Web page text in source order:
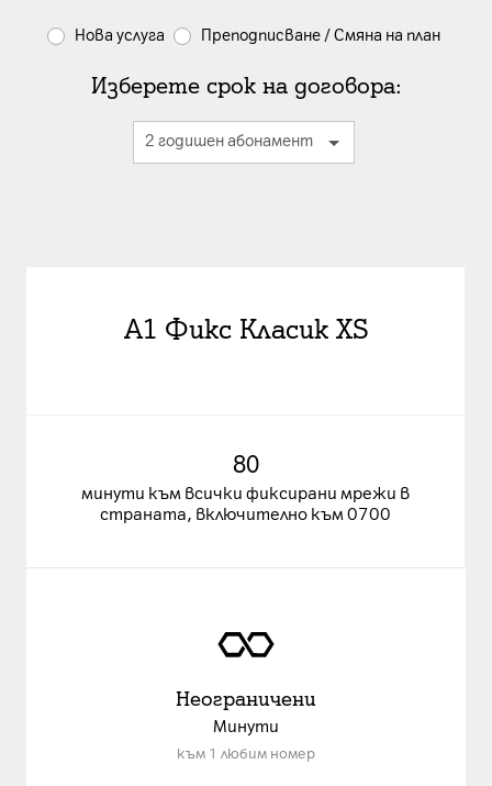
Нова услуга Преподписване / Смяна на план
Изберете срок на договора:
A1 Фикс Класик XS
80
минути към всички фиксирани мрежи в
страната, включително към 0700
Неограничени
Минути
към 1 любим номер